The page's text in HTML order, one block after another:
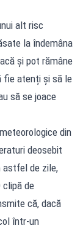
alt risc
la îndemâna
și pot rămâne
fie atenți și să le
să se joace
din
deosebit
de zile,
de
că, dacă
într-un